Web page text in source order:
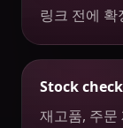
링크 전에 확
Stock
재고품, 주문